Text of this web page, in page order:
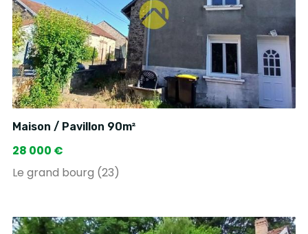
Maison / Pavillon 90m²
28 000 €
Le grand bourg (23)